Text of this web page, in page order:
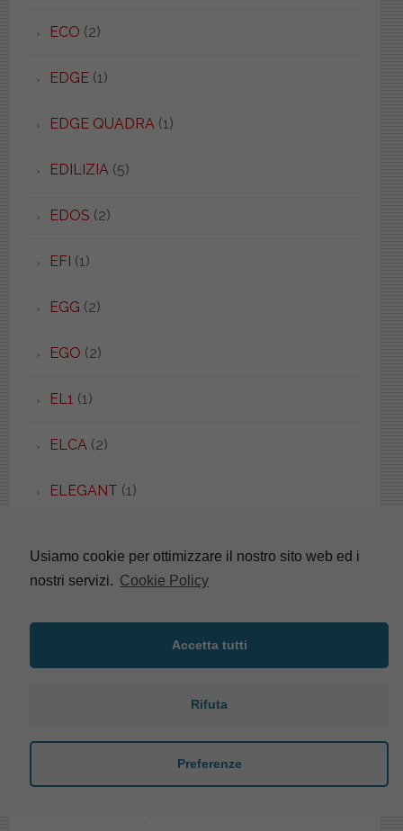
ECO (2)
EDGE(1)
EDGE QUADRA(1)
EDILIZIA(5)
EDOS (2)
EFI (1)
EGG (2)
EGO (2)
EL1 (1)
ELCA(2)
ELEGANT (1)
ELIOS(5)
ELIVAS(1)
ELLADE(2)
Usiamo cookie per ottimizzare il nostro sito web ed i
nostri servizi. Cookie Policy
Accetta tutti
Rifuta
Preferenze